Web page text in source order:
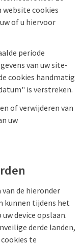
cookies
of u hiervoor
periode
van uw site-
cookies handmatig
is verstreken.
of verwijderen van
uw
de hieronder
kunnen tijdens het
device opslaan.
derde landen,
te